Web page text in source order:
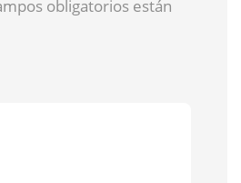
obligatorios están